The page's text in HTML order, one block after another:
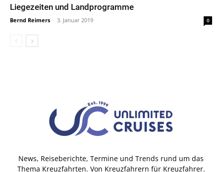
Liegezeiten und Landprogramme
Bernd Reimers - 3. Januar 2019 0
News, Reiseberichte, Termine und Trends rund um das
Thema Kreuzfahrten. Von Kreuzfahrern für Kreuzfahrer.